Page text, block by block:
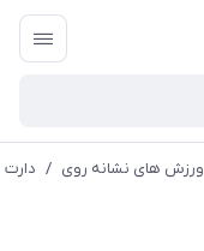
ورزش های نشانه روی / دارت